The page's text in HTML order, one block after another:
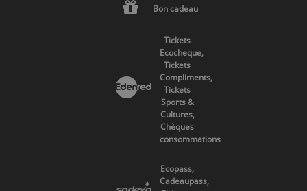
Bon cadeau
Tickets
Ecocheque,
Tickets
Compliments,
Tickets
Sports &
Cultures,
Chèques
consommations
Ecopass,
Cadeaupass,